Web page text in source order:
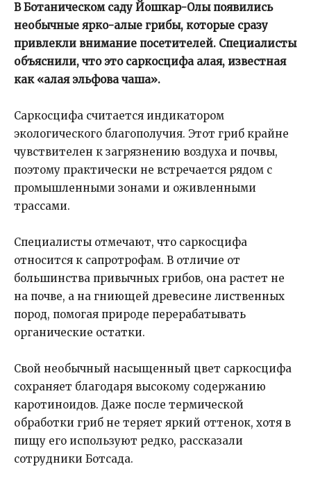
В Ботаническом саду Йошкар-Олы появились
необычные ярко-алые грибы, которые сразу
привлекли внимание посетителей. Специалисты
объяснили, что это саркосцифа алая, известная
как «алая эльфова чаша».
Саркосцифа считается индикатором
экологического благополучия. Этот гриб крайне
чувствителен к загрязнению воздуха и почвы,
поэтому практически не встречается рядом с
промышленными зонами и оживленными
трассами.
Специалисты отмечают, что саркосцифа
относится к сапротрофам. В отличие от
большинства привычных грибов, она растет не
на почве, а на гниющей древесине лиственных
пород, помогая природе перерабатывать
органические остатки.
Свой необычный насыщенный цвет саркосцифа
сохраняет благодаря высокому содержанию
каротиноидов. Даже после термической
обработки гриб не теряет яркий оттенок, хотя в
пищу его используют редко, рассказали
сотрудники Ботсада.